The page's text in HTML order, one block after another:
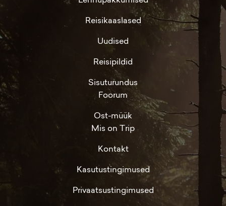
Reisikaaslased
Uudised
Reisipildid
Sisuturundus
Foorum
Ost-müük
Mis on Trip
Kontakt
Kasutustingimused
Privaatsustingimused